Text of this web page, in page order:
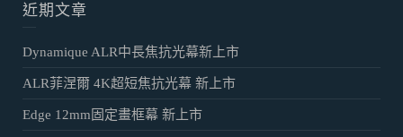
近期文章
Dynamique ALR中長焦抗光幕新上市
ALR菲涅爾 4K超短焦抗光幕 新上市
Edge 12mm固定畫框幕 新上市